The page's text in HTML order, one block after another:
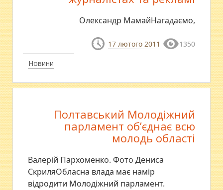
Новини
Олександр МамайНагадаємо,
17 лютого 2011 1350
Полтавський Молодіжний
парламент об’єднає всю
молодь області
Валерій Пархоменко. Фото Дениса
СкриляОбласна влада має намір
відродити Молодіжний парламент.